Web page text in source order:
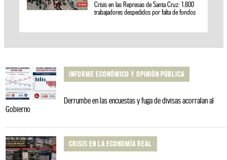
Crisis en las Represas de Santa Cruz: 1.800
trabajadores despedidos por falta de fondos
INFORME ECONÓMICO Y OPINIÓN PÚBLICA
Derrumbe en las encuestas y fuga de divisas acorralan al
Gobierno
CRISIS EN LA ECONOMÍA REAL